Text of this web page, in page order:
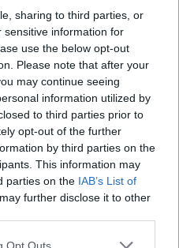
sharing to third parties, or
sensitive information for
use the below opt-out
Please note that after your
may continue seeing
information utilized by
to third parties prior to
opt-out of the further
by third parties on the
This information may
parties on the IAB’s List of
further disclose it to other
uses one or more Google
Opt Outs